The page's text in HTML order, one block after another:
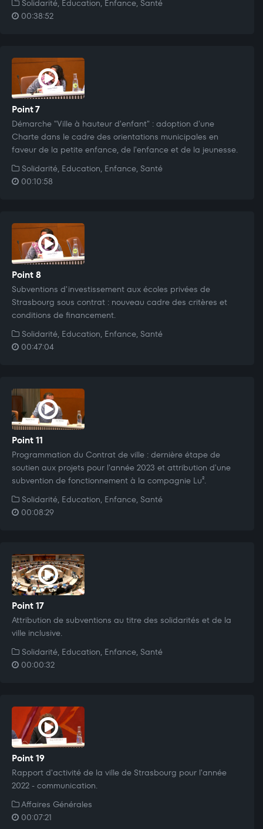
Solidarité, Education, Enfance, Santé
00:38:52
Point 7
Démarche "Ville à hauteur d'enfant" : adoption d'une
Charte dans le cadre des orientations municipales en
faveur de la petite enfance, de l'enfance et de la jeunesse.
Solidarité, Education, Enfance, Santé
00:10:58
Point 8
Subventions d'investissement aux écoles privées de
Strasbourg sous contrat : nouveau cadre des critères et
conditions de financement.
Solidarité, Education, Enfance, Santé
00:47:04
Point 11
Programmation du Contrat de ville : dernière étape de
soutien aux projets pour l'année 2023 et attribution d'une
subvention de fonctionnement à la compagnie Lu².
Solidarité, Education, Enfance, Santé
00:08:29
Point 17
Attribution de subventions au titre des solidarités et de la
ville inclusive.
Solidarité, Education, Enfance, Santé
00:00:32
Point 19
Rapport d'activité de la ville de Strasbourg pour l'année
2022 - communication.
Affaires Générales
00:07:21